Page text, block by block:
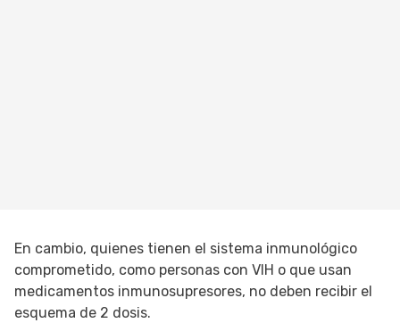
En cambio, quienes tienen el sistema inmunológico
comprometido, como personas con VIH o que usan
medicamentos inmunosupresores, no deben recibir el
esquema de 2 dosis.